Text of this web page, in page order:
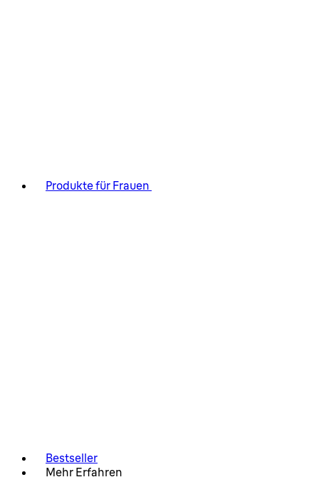
Produkte für Frauen
Bestseller
Mehr Erfahren